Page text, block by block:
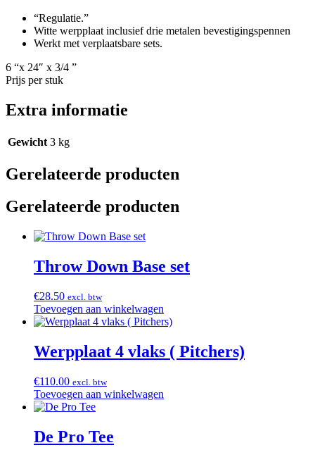
“Regulatie.”
Witte werpplaat inclusief drie metalen bevestigingspennen
Werkt met verplaatsbare sets.
6 “x 24″ x 3/4 ”
Prijs per stuk
Extra informatie
Gewicht 3 kg
Gerelateerde producten
Gerelateerde producten
Throw Down Base set
€28.50 excl. btw
Toevoegen aan winkelwagen
Werpplaat 4 vlaks ( Pitchers)
€110.00 excl. btw
Toevoegen aan winkelwagen
De Pro Tee